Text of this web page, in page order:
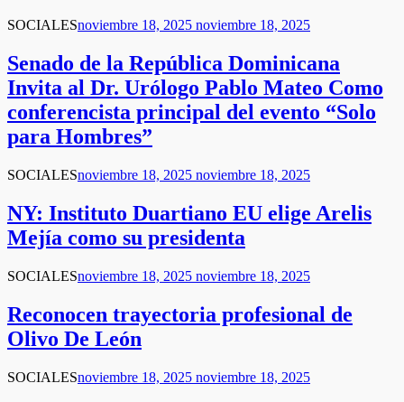
SOCIALESnoviembre 18, 2025 noviembre 18, 2025
Senado de la República Dominicana
Invita al Dr. Urólogo Pablo Mateo Como
conferencista principal del evento “Solo
para Hombres”
SOCIALESnoviembre 18, 2025 noviembre 18, 2025
NY: Instituto Duartiano EU elige Arelis
Mejía como su presidenta
SOCIALESnoviembre 18, 2025 noviembre 18, 2025
Reconocen trayectoria profesional de
Olivo De León
SOCIALESnoviembre 18, 2025 noviembre 18, 2025